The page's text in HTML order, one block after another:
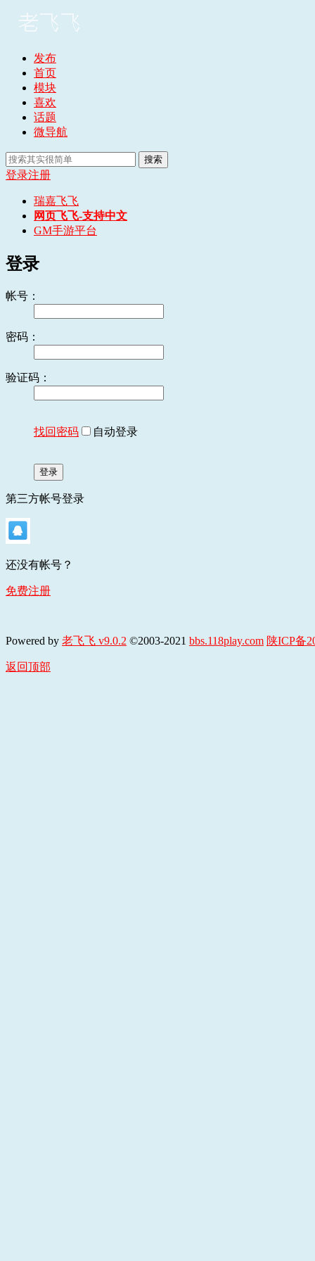
发布
首页
模块
喜欢
话题
微导航
搜索
登录注册
瑞嘉飞飞
网页飞飞-支持中文
GM手游平台
登录
帐号：
密码：
验证码：
找回密码 自动登录
登录
第三方帐号登录
还没有帐号？
免费注册
Powered by 老飞飞 v9.0.2 ©2003-2021 bbs.118play.com 陕ICP备
返回顶部